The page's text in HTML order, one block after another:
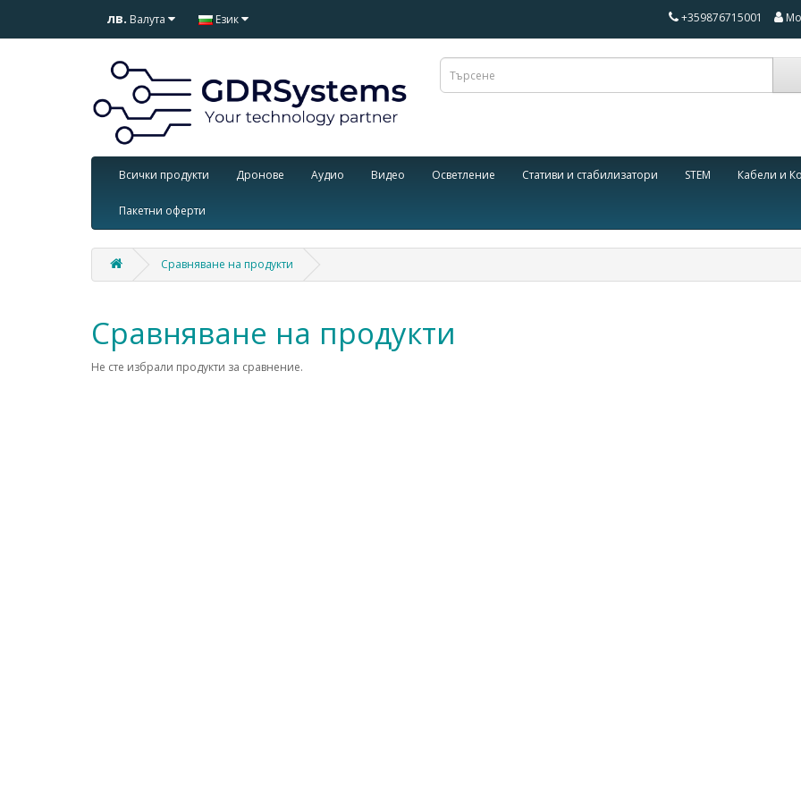
лв. Валута Език +359876715001
Всички продукти Дронове Аудио Видео Осветление Стативи и стабилизатори STEM Кабели и
Пакетни оферти
Сравняване на продукти
Сравняване на продукти
Не сте избрали продукти за сравнение.